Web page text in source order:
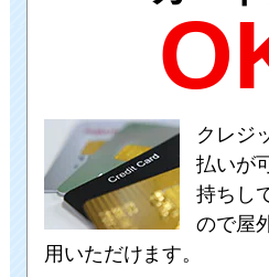
クレジ
払いが
持ちし
ので屋
用いただけます。